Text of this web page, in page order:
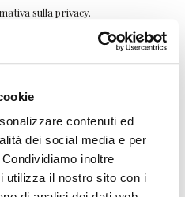
contenuti ed
dei social media e per
inoltre
utilizza il nostro sito con i
sulla privacy.
siti web:
volta il 13/07/2026 da